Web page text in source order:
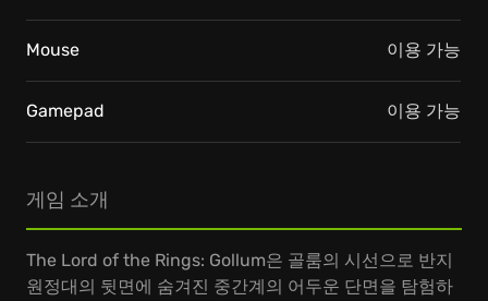
게임 소개
The Lord of the Rings: Gollum은 골룸의 시선으로 반지
원정대의 뒷면에 숨겨진 중간계의 어두운 단면을 탐험하
Mouse 이용 가능
Gamepad 이용 가능